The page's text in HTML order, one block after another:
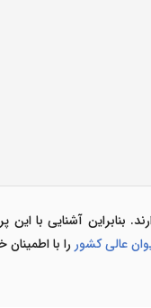
بنابراین آشنایی با
عالی کشور را با